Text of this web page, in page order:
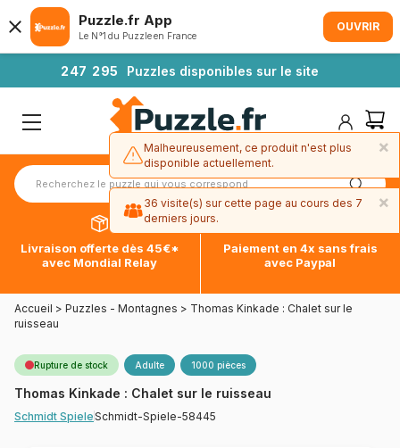
247 295 Puzzles disponibles sur le site
Livraison offerte dès 45€*
avec Mondial Relay
Paiement en 4x sans frais
avec Paypal
Accueil > Puzzles - Montagnes > Thomas Kinkade : Chalet sur le
ruisseau
Rupture de stock Adulte 1000 pièces
Thomas Kinkade : Chalet sur le ruisseau
Schmidt SpieleSchmidt-Spiele-58445
Puzzle.fr App
Le N°1 du Puzzle en France
OUVRIR
×
Malheureusement, ce produit n'est plus
disponible actuellement.
×
36 visite(s) sur cette page au cours des 7
derniers jours.